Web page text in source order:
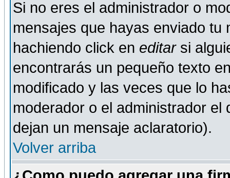
Si no eres el administrador o
mensajes que hayas enviado tu
hachiendo click en editarsi
encontrarás un pequeño texto
modificado y las veces que lo
moderador o el administrador
dejan un mensaje aclaratorio).
Volver arriba